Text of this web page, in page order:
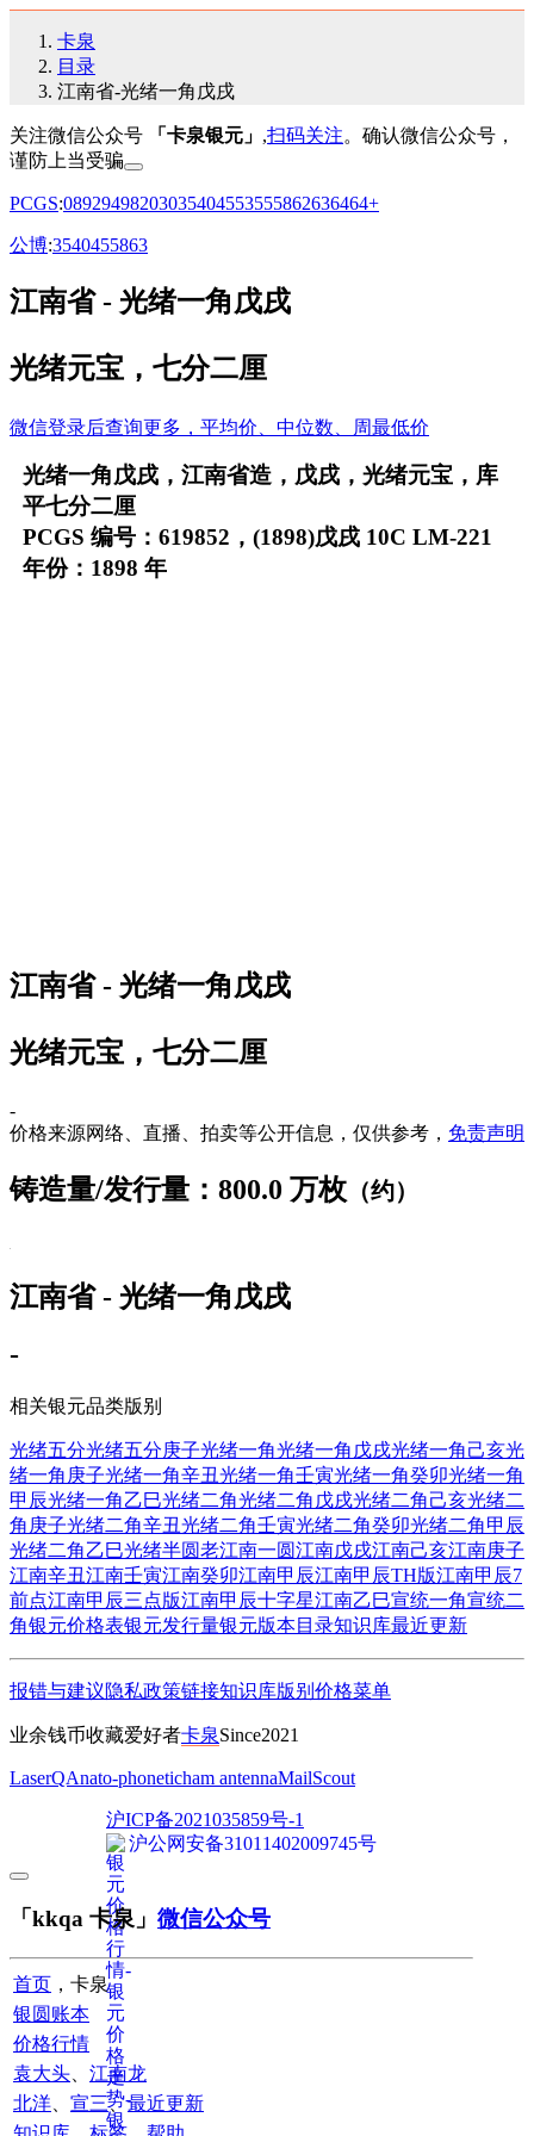
卡泉
目录
江南省-光绪一角戊戌
关注微信公众号 「卡泉银元」 ,扫码关注。确认微信公众号，
谨防上当受骗
PCGS:08929498203035404553555862636464+
公博:3540455863
江南省 - 光绪一角戊戌
光绪元宝，七分二厘
微信登录后查询更多，平均价、中位数、周最低价
光绪一角戊戌，江南省造，戊戌，光绪元宝，库
平七分二厘
PCGS 编号：619852，(1898)戊戌 10C LM-221
年份：1898 年
江南省 - 光绪一角戊戌
光绪元宝，七分二厘
-
价格来源网络、直播、拍卖等公开信息，仅供参考， 免责声明
铸造量/发行量：800.0 万枚 （约）
江南省 - 光绪一角戊戌
-
相关银元品类版别
光绪五分光绪五分庚子光绪一角光绪一角戊戌光绪一角己亥光
绪一角庚子光绪一角辛丑光绪一角壬寅光绪一角癸卯光绪一角
甲辰光绪一角乙巳光绪二角光绪二角戊戌光绪二角己亥光绪二
角庚子光绪二角辛丑光绪二角壬寅光绪二角癸卯光绪二角甲辰
光绪二角乙巳光绪半圆老江南一圆江南戊戌江南己亥江南庚子
江南辛丑江南壬寅江南癸卯江南甲辰江南甲辰TH版江南甲辰7
前点江南甲辰三点版江南甲辰十字星江南乙巳宣统一角宣统二
角银元价格表银元发行量银元版本目录知识库最近更新
报错与建议隐私政策链接知识库版别 价格菜单
业余钱币收藏爱好者卡泉Since2021
LaserQAnato-phoneticham antennaMailScout
沪ICP备2021035859号-1
沪公网安备31011402009745号
「kkqa 卡泉」 微信公众号
首页 ，卡泉
银圆账本
价格行情
袁大头
江南龙
北洋
宣三、最近更新